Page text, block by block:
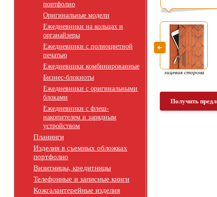
портфолио
Оригинальные модели
Ежедневники на кольцах и
органайзеры
Ежедневники с полноцветной
печатью
Ежедневники комбинированные
Бизнес-блокноты
Ежедневники с оригинальными
блоками
Ежедневники с флеш-
накопителем и зарядным
устройством
Планинги
Изделия в съемных обложках
портфолио
Визитницы, кредитницы
Телефонные и записные книги
Кожгалантерейные изделия
лицевая сторона
Получить